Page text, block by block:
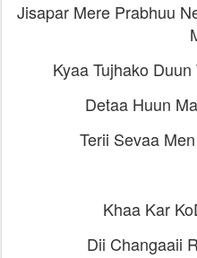
Jisapar Mere Prabhuu
Kyaa Tujhako
Detaa Huun
Terii Sevaa
Khaa Kar
Dii Changaaii